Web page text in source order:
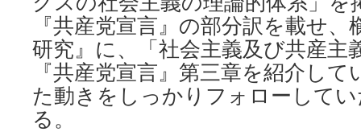
『共産党宣言』の部分訳を載せ
研究』に、「社会主義及び共産主
『共産党宣言』第三章を紹介し
た動きをしっかりフォローして
る。